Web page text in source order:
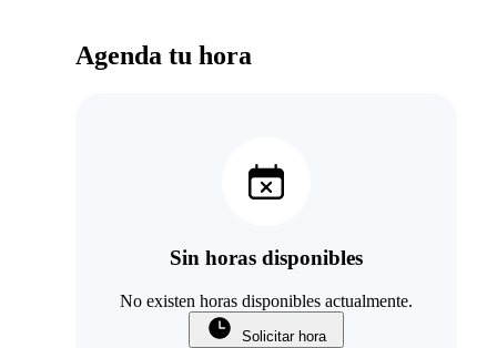
Agenda tu hora
Sin horas disponibles
No existen horas disponibles actualmente.
Solicitar hora